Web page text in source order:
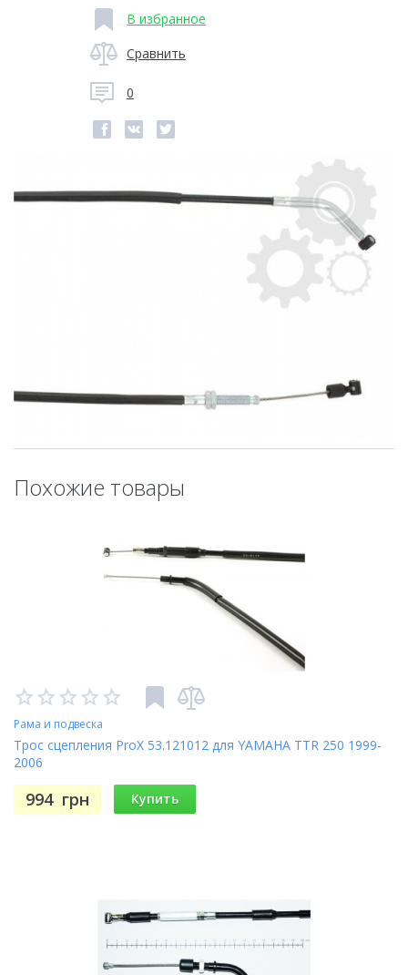
В избранное
Сравнить
0
Похожие товары
Рама и подвеска
Трос сцепления ProX 53.121012 для YAMAHA TTR 250 1999-
2006
994 грн Купить